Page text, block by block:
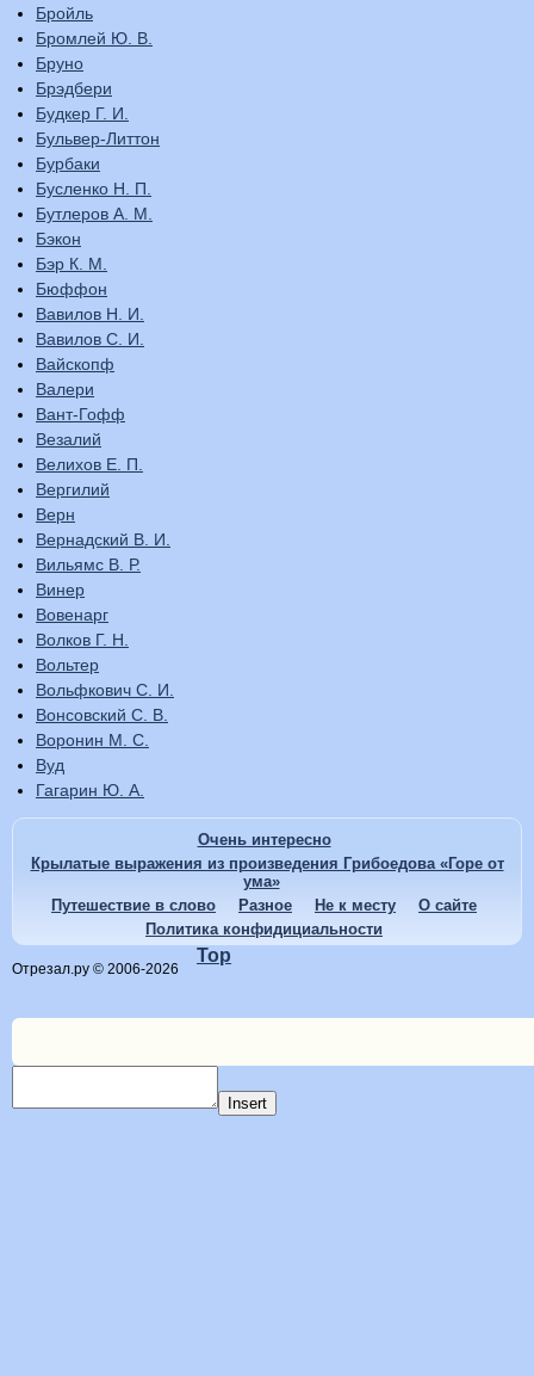
Бройль
Бромлей Ю. В.
Бруно
Брэдбери
Будкер Г. И.
Бульвер-Литтон
Бурбаки
Бусленко Н. П.
Бутлеров А. М.
Бэкон
Бэр К. М.
Бюффон
Вавилов Н. И.
Вавилов С. И.
Вайскопф
Валери
Вант-Гофф
Везалий
Велихов Е. П.
Вергилий
Верн
Вернадский В. И.
Вильямс В. Р.
Винер
Вовенарг
Волков Г. Н.
Вольтер
Вольфкович С. И.
Вонсовский С. В.
Воронин М. С.
Вуд
Гагарин Ю. А.
Очень интересно
Крылатые выражения из произведения Грибоедова «Горе от
ума»
Путешествие в слово
Разное Не к месту
О сайте
Политика конфидициальности
Отрезал.ру © 2006-2026
Top
Insert